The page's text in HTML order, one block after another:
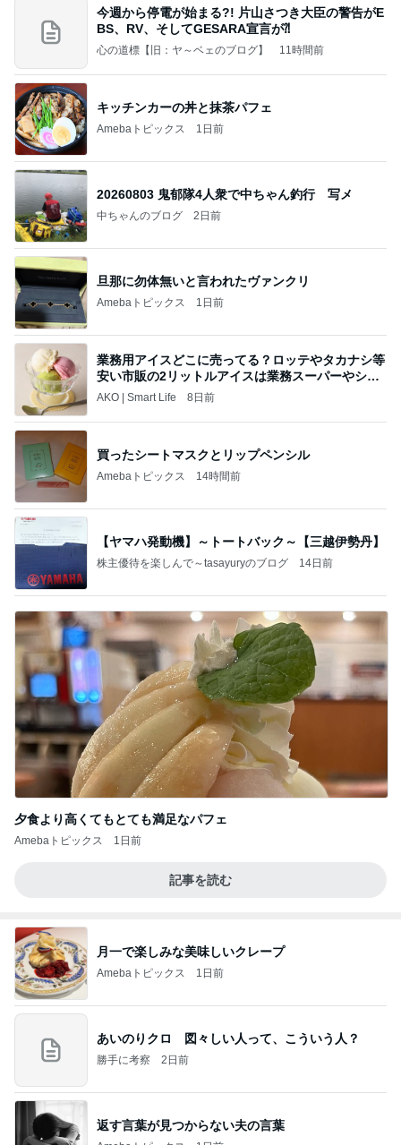
今週から停電が始まる?! 片山さつき大臣の警告がE
BS、RV、そしてGESARA宣言が⁈
心の道標【旧：ヤ～ベェのブログ】 11時間前
キッチンカーの丼と抹茶パフェ
Amebaトピックス 1日前
20260803 鬼郁隊4人衆で中ちゃん釣行 写メ
中ちゃんのブログ 2日前
旦那に勿体無いと言われたヴァンクリ
Amebaトピックス 1日前
業務用アイスどこに売ってる？ロッテやタカナシ等
安い市販の2リットルアイスは業務スーパーやシャ
トレ
AKO | Smart Life 8日前
買ったシートマスクとリップペンシル
Amebaトピックス 14時間前
【ヤマハ発動機】～トートバック～【三越伊勢丹】
株主優待を楽しんで～tasayuryのブログ 14日前
夕食より高くてもとても満足なパフェ
Amebaトピックス 1日前
記事を読む
月一で楽しみな美味しいクレープ
Amebaトピックス 1日前
あいのりクロ 図々しい人って、こういう人？
勝手に考察 2日前
返す言葉が見つからない夫の言葉